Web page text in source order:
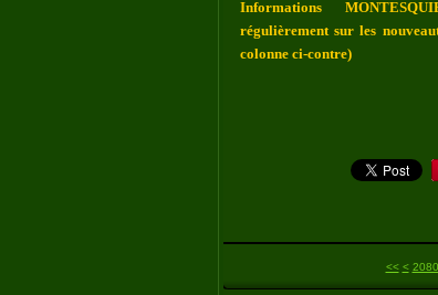
Informations
régulièrement sur les
colonne ci-contre)
<< < 2000
2010
2020
2030
2040
2050
2060
2070
2080